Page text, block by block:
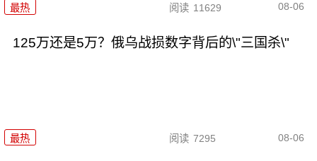
最热 阅读 11629 08-06
125万还是5万？俄乌战损数字背后的\"三国杀\"
最热 阅读 7295 08-06